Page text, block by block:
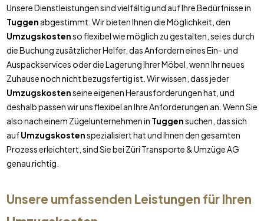
Unsere Dienstleistungen sind vielfältig und auf Ihre Bedürfnisse in
Tuggen abgestimmt. Wir bieten Ihnen die Möglichkeit, den
Umzugskostenso flexibel wie möglich zu gestalten, sei es durch
die Buchung zusätzlicher Helfer, das Anfordern eines Ein- und
Auspackservices oder die Lagerung Ihrer Möbel, wenn Ihr neues
Zuhause noch nicht bezugsfertig ist. Wir wissen, dass jeder
Umzugskostenseine eigenen Herausforderungen hat, und
deshalb passen wir uns flexibel an Ihre Anforderungen an. Wenn Sie
also nach einem Zügelunternehmen in Tuggensuchen, das sich
aufUmzugskostenspezialisiert hat und Ihnen den gesamten
Prozess erleichtert, sind Sie bei Züri Transporte & Umzüge AG
genau richtig.
Unsere umfassenden Leistungen für Ihren